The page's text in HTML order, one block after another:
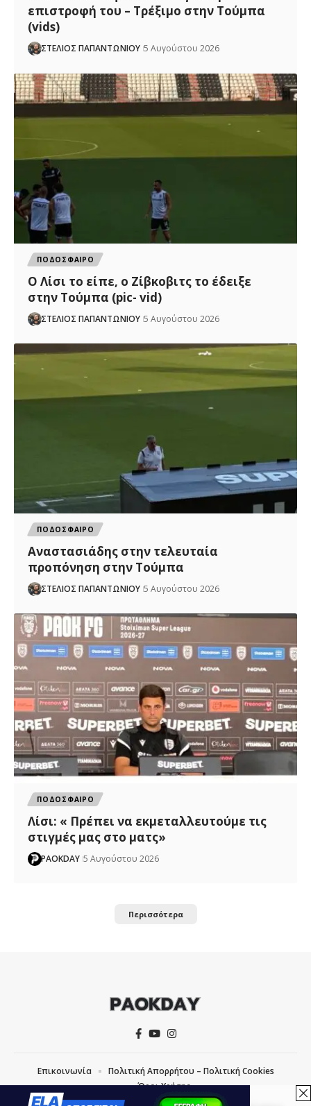
επιστροφή του – Τρέξιμο στην Τούμπα
(vids)
ΣΤΕΛΙΟΣ ΠΑΠΑΝΤΩΝΙΟΥ 5 Αυγούστου 2026
ΠΟΔΟΣΦΑΙΡΟ
Ο Λίσι το είπε, ο Ζίβκοβιτς το έδειξε
στην Τούμπα (pic- vid)
ΣΤΕΛΙΟΣ ΠΑΠΑΝΤΩΝΙΟΥ 5 Αυγούστου 2026
ΠΟΔΟΣΦΑΙΡΟ
Αναστασιάδης στην τελευταία
προπόνηση στην Τούμπα
ΣΤΕΛΙΟΣ ΠΑΠΑΝΤΩΝΙΟΥ 5 Αυγούστου 2026
ΠΟΔΟΣΦΑΙΡΟ
Λίσι: « Πρέπει να εκμεταλλευτούμε τις
στιγμές μας στο ματς»
PAOKDAY 5 Αυγούστου 2026
Περισσότερα
Επικοινωνία
Πολιτική Απορρήτου – Πολιτική Cookies
Όροι Χρήσης